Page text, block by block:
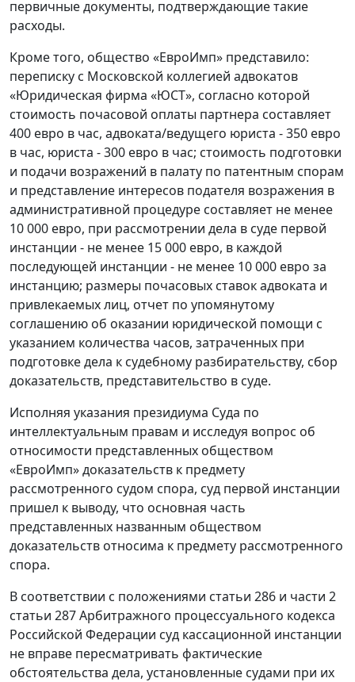
первичные документы, подтверждающие такие
расходы.
Кроме того, общество «ЕвроИмп» представило:
переписку с Московской коллегией адвокатов
«Юридическая фирма «ЮСТ», согласно которой
стоимость почасовой оплаты партнера составляет
400 евро в час, адвоката/ведущего юриста - 350 евро
в час, юриста - 300 евро в час; стоимость подготовки
и подачи возражений в палату по патентным спорам
и представление интересов подателя возражения в
административной процедуре составляет не менее
10 000 евро, при рассмотрении дела в суде первой
инстанции - не менее 15 000 евро, в каждой
последующей инстанции - не менее 10 000 евро за
инстанцию; размеры почасовых ставок адвоката и
привлекаемых лиц, отчет по упомянутому
соглашению об оказании юридической помощи с
указанием количества часов, затраченных при
подготовке дела к судебному разбирательству, сбор
доказательств, представительство в суде.
Исполняя указания президиума Суда по
интеллектуальным правам и исследуя вопрос об
относимости представленных обществом
«ЕвроИмп» доказательств к предмету
рассмотренного судом спора, суд первой инстанции
пришел к выводу, что основная часть
представленных названным обществом
доказательств относима к предмету рассмотренного
спора.
В соответствии с положениями статьи 286 и части 2
статьи 287 Арбитражного процессуального кодекса
Российской Федерации суд кассационной инстанции
не вправе пересматривать фактические
обстоятельства дела, установленные судами при их